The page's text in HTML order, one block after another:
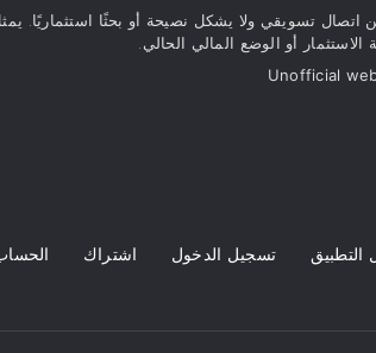
اتصال تسويقي ولا يشكل نصيحة أو بحثًا استثماريًا.
الاستثمار أو الوضع المالي الحالي.
Unofficial
التطبيق تسجيل الدخول اشتراك